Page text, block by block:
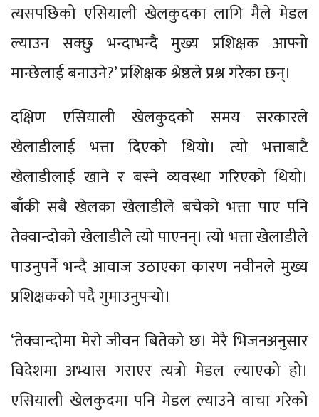
त्यसपछिको एसियाली खेलकुदका लागि मैले मेडल
ल्याउन सक्छु भन्दाभन्दै मुख्य प्रशिक्षक आफ्नो
मान्छेलाई बनाउने?’ प्रशिक्षक श्रेष्ठले प्रश्न गरेका छन्।
दक्षिण एसियाली खेलकुदको समय सरकारले
खेलाडीलाई भत्ता दिएको थियो। त्यो भत्ताबाटै
खेलाडीलाई खाने र बस्ने व्यवस्था गरिएको थियो।
बाँकी सबै खेलका खेलाडीले बचेको भत्ता पाए पनि
तेक्वान्दोको खेलाडीले त्यो पाएनन्। त्यो भत्ता खेलाडीले
पाउनुपर्ने भन्दै आवाज उठाएका कारण नवीनले मुख्य
प्रशिक्षकको पदै गुमाउनुपर्‍यो।
‘तेक्वान्दोमा मेरो जीवन बितेको छ। मेरै भिजनअनुसार
विदेशमा अभ्यास गराएर त्यत्रो मेडल ल्याएको हो।
एसियाली खेलकुदमा पनि मेडल ल्याउने वाचा गरेको